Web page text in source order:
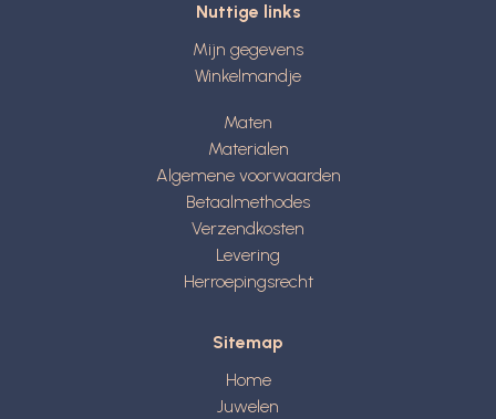
Nuttige links
Mijn gegevens
Winkelmandje
Maten
Materialen
Algemene voorwaarden
Betaalmethodes
Verzendkosten
Levering
Herroepingsrecht
Sitemap
Home
Juwelen